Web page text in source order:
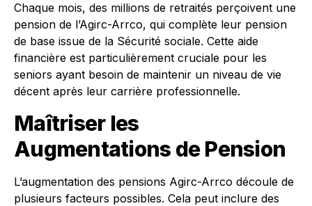
Chaque mois, des millions de retraités perçoivent une
pension de l’Agirc-Arrco, qui complète leur pension
de base issue de la Sécurité sociale. Cette aide
financière est particulièrement cruciale pour les
seniors ayant besoin de maintenir un niveau de vie
décent après leur carrière professionnelle.
Maîtriser les
Augmentations de Pension
L’augmentation des pensions Agirc-Arrco découle de
plusieurs facteurs possibles. Cela peut inclure des